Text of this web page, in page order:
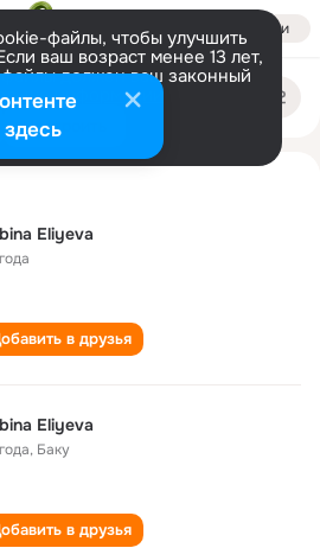
Войти
файлы, чтобы улучшить
ваш возраст менее 13 лет,
должен ваш законный
информации
Настроить
Eliyeva
в друзья
Eliyeva
, Баку
в друзья